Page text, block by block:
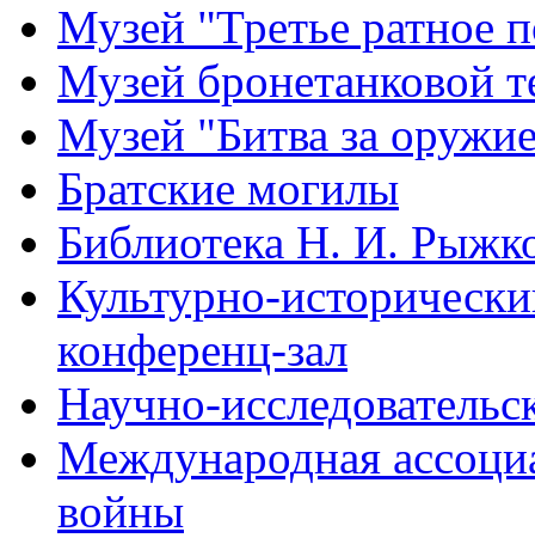
Музей "Третье ратное
Музей бронетанковой
Музей "Битва за
Братские могилы
Библиотека Н. И.
Культурно-
конференц-зал
Научно-
Международная
войны